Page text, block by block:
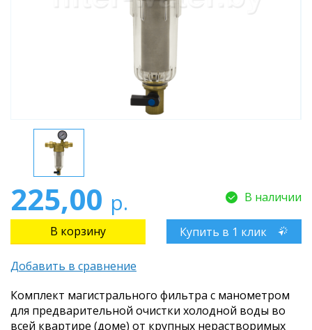
225,00 р. В наличии
Купить в 1 клик
Добавить в сравнение
Комплект магистрального фильтра с манометром
для предварительной очистки холодной воды во
всей квартире (доме) от крупных нерастворимых